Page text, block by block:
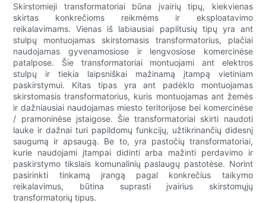
Skirstomieji transformatoriai būna įvairių tipų, kiekvienas
skirtas konkrečioms reikmėms ir eksploatavimo
reikalavimams. Vienas iš labiausiai paplitusių tipų yra ant
stulpų montuojamas skirstomasis transformatorius, plačiai
naudojamas gyvenamosiose ir lengvosiose komercinėse
patalpose. Šie transformatoriai montuojami ant elektros
stulpų ir tiekia laipsniškai mažinamą įtampą vietiniam
paskirstymui. Kitas tipas yra ant padėklo montuojamas
skirstomasis transformatorius, kuris montuojamas ant žemės
ir dažniausiai naudojamas miesto teritorijose bei komercinėse
/ pramoninėse įstaigose. Šie transformatoriai skirti naudoti
lauke ir dažnai turi papildomų funkcijų, užtikrinančių didesnį
saugumą ir apsaugą. Be to, yra pastočių transformatoriai,
kurie naudojami įtampai didinti arba mažinti perdavimo ir
paskirstymo tikslais komunalinių paslaugų pastotėse. Norint
pasirinkti tinkamą įrangą pagal konkrečius taikymo
reikalavimus, būtina suprasti įvairius skirstomųjų
transformatorių tipus.